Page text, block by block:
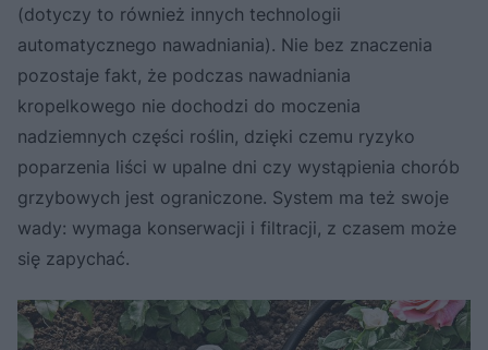
(dotyczy to również innych technologii
automatycznego nawadniania). Nie bez znaczenia
pozostaje fakt, że podczas nawadniania
kropelkowego nie dochodzi do moczenia
nadziemnych części roślin, dzięki czemu ryzyko
poparzenia liści w upalne dni czy wystąpienia chorób
grzybowych jest ograniczone. System ma też swoje
wady: wymaga konserwacji i filtracji, z czasem może
się zapychać.